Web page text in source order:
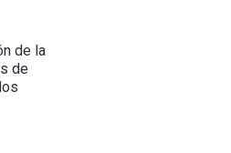
de la
de